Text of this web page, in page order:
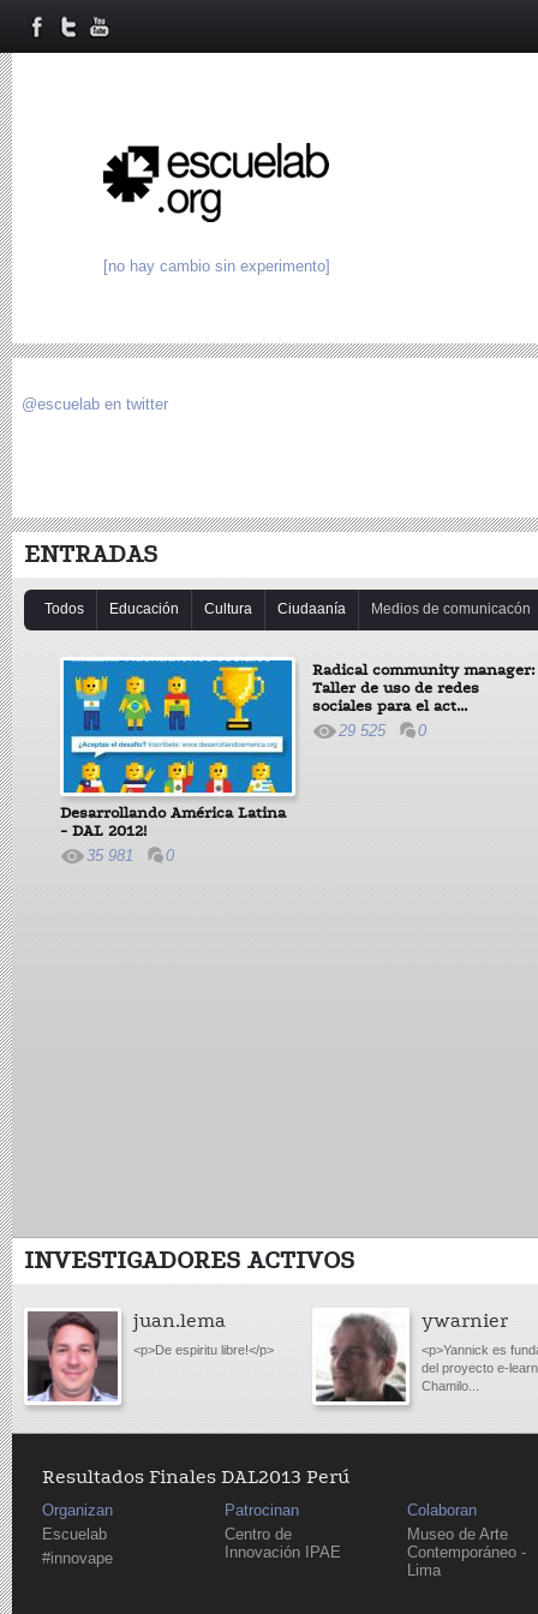
[no hay cambio sin experimento]
@escuelab en twitter
ENTRADAS
Todos Educación Cultura Ciudaanía Medios de comunicacón
Desarrollando América Latina
- DAL 2012!
35 981
0
Radical community manager:
Taller de uso de redes
sociales para el act...
29 525
0
INVESTIGADORES ACTIVOS
juan.lema
<p>De espiritu libre!</p>
ywarnier
<p>Yannick es
del proyecto e-
Chamilo...
Resultados Finales DAL2013 Perú
Organizan
Escuelab
#innovape
Patrocinan
Centro de
Innovación IPAE
Colaboran
Museo de Arte
Contemporáneo -
Lima